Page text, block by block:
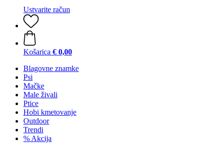
Ustvarite račun
Košarica € 0,00
Blagovne znamke
Psi
Mačke
Male živali
Ptice
Hobi kmetovanje
Outdoor
Trendi
% Akcija